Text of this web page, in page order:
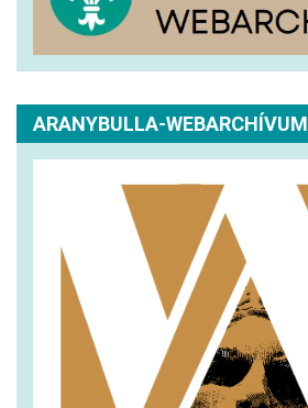
ARANYBULLA-WEBARCHÍVUM